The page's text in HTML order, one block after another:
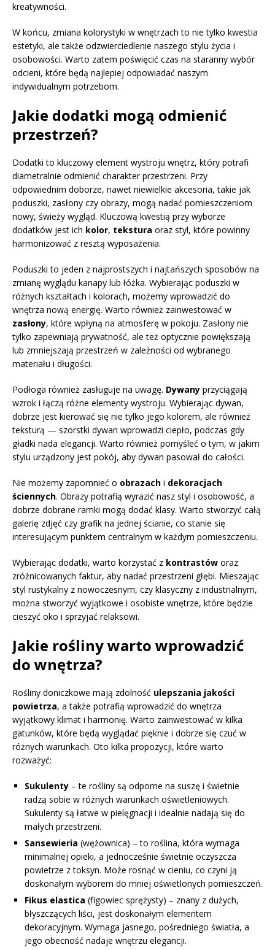
kreatywności.
W końcu, zmiana kolorystyki w wnętrzach to nie tylko kwestia
estetyki, ale także odzwierciedlenie naszego stylu życia i
osobowości. Warto zatem poświęcić czas na staranny wybór
odcieni, które będą najlepiej odpowiadać naszym
indywidualnym potrzebom.
Jakie dodatki mogą odmienić
przestrzeń?
Dodatki to kluczowy element wystroju wnętrz, który potrafi
diametralnie odmienić charakter przestrzeni. Przy
odpowiednim doborze, nawet niewielkie akcesoria, takie jak
poduszki, zasłony czy obrazy, mogą nadać pomieszczeniom
nowy, świeży wygląd. Kluczową kwestią przy wyborze
dodatków jest ich kolor, tekstura oraz styl, które powinny
harmonizować z resztą wyposażenia.
Poduszki to jeden z najprostszych i najtańszych sposobów na
zmianę wyglądu kanapy lub łóżka. Wybierając poduszki w
różnych kształtach i kolorach, możemy wprowadzić do
wnętrza nową energię. Warto również zainwestować w
zasłony, które wpłyną na atmosferę w pokoju. Zasłony nie
tylko zapewniają prywatność, ale też optycznie powiększają
lub zmniejszają przestrzeń w zależności od wybranego
materiału i długości.
Podłoga również zasługuje na uwagę. Dywany przyciągają
wzrok i łączą różne elementy wystroju. Wybierając dywan,
dobrze jest kierować się nie tylko jego kolorem, ale również
teksturą — szorstki dywan wprowadzi ciepło, podczas gdy
gładki nada elegancji. Warto również pomyśleć o tym, w jakim
stylu urządzony jest pokój, aby dywan pasował do całości.
Nie możemy zapomnieć o obrazach i dekoracjach
ściennych. Obrazy potrafią wyrazić nasz styl i osobowość, a
dobrze dobrane ramki mogą dodać klasy. Warto stworzyć całą
galerię zdjęć czy grafik na jednej ścianie, co stanie się
interesującym punktem centralnym w każdym pomieszczeniu.
Wybierając dodatki, warto korzystać z kontrastów oraz
zróżnicowanych faktur, aby nadać przestrzeni głębi. Mieszając
styl rustykalny z nowoczesnym, czy klasyczny z industrialnym,
można stworzyć wyjątkowe i osobiste wnętrze, które będzie
cieszyć oko i sprzyjać relaksowi.
Jakie rośliny warto wprowadzić
do wnętrza?
Rośliny doniczkowe mają zdolność ulepszania jakości
powietrza, a także potrafią wprowadzić do wnętrza
wyjątkowy klimat i harmonię. Warto zainwestować w kilka
gatunków, które będą wyglądać pięknie i dobrze się czuć w
różnych warunkach. Oto kilka propozycji, które warto
rozważyć:
Sukulenty – te rośliny są odporne na suszę i świetnie
radzą sobie w różnych warunkach oświetleniowych.
Sukulenty są łatwe w pielęgnacji i idealnie nadają się do
małych przestrzeni.
Sansewieria (wężownica) – to roślina, która wymaga
minimalnej opieki, a jednocześnie świetnie oczyszcza
powietrze z toksyn. Może rosnąć w cieniu, co czyni ją
doskonałym wyborem do mniej oświetlonych pomieszczeń.
Fikus elastica (figowiec sprężysty) – znany z dużych,
błyszczących liści, jest doskonałym elementem
dekoracyjnym. Wymaga jasnego, pośredniego światła, a
jego obecność nadaje wnętrzu elegancji.